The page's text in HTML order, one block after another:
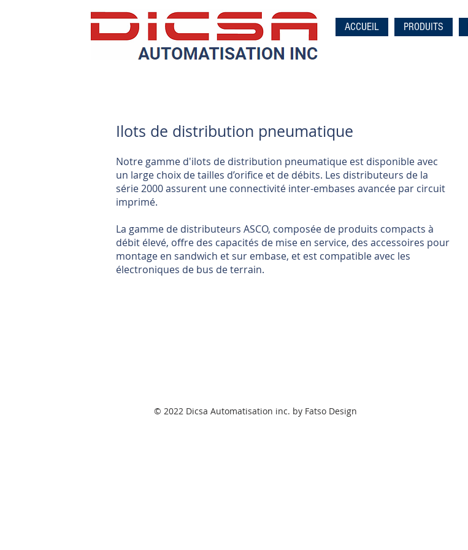
ACCUEIL PRODUITS
Ilots de distribution pneumatique
Notre gamme d'ilots de distribution pneumatique est disponible avec
un large choix de tailles d’orifice et de débits. Les distributeurs de la
série 2000 assurent une connectivité inter-embases avancée par circuit
imprimé.
La gamme de distributeurs ASCO, composée de produits compacts à
débit élevé, offre des capacités de mise en service, des accessoires pour
montage en sandwich et sur embase, et est compatible avec les
électroniques de bus de terrain.
© 2022 Dicsa Automatisation inc. by Fatso Design